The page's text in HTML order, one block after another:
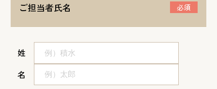
ご担当者氏名 必須
姓
名